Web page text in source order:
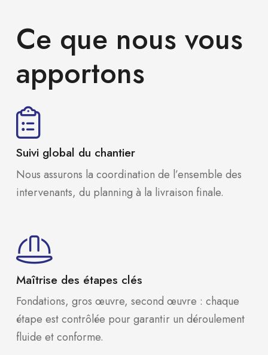
Ce que nous vous
apportons
Suivi global du chantier
Nous assurons la coordination de l’ensemble des
intervenants, du planning à la livraison finale.
Maîtrise des étapes clés
Fondations, gros œuvre, second œuvre : chaque
étape est contrôlée pour garantir un déroulement
fluide et conforme.